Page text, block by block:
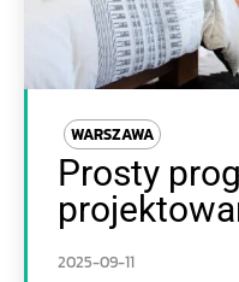
WARSZAWA
Prosty
2025-09-11